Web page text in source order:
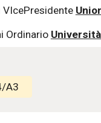
VIcePresidente
Ordinario
A3